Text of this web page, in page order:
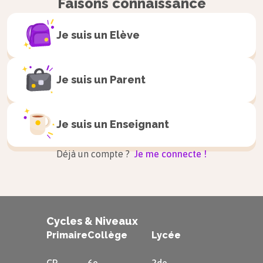
Définition
Les médiatrices
Je suis un Elève
Je suis un Parent
Je suis un Enseignant
Déjà un compte ? Je me connecte !
Cycles & Niveaux
PrimaireCollège Lycée